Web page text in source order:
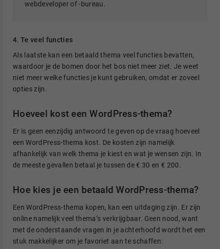
webdeveloper of -bureau.
4. Te veel functies
Als laatste kan een betaald thema veel functies bevatten,
waardoor je de bomen door het bos niet meer ziet. Je weet
niet meer welke functies je kunt gebruiken, omdat er zoveel
opties zijn.
Hoeveel kost een WordPress-thema?
Er is geen eenzijdig antwoord te geven op de vraag hoeveel
een WordPress-thema kost. De kosten zijn namelijk
afhankelijk van welk thema je kiest en wat je wensen zijn. In
de meeste gevallen betaal je tussen de € 30 en € 200.
Hoe kies je een betaald WordPress-thema?
Een WordPress-thema kopen, kan een uitdaging zijn. Er zijn
online namelijk veel thema’s verkrijgbaar. Geen nood, want
met de onderstaande vragen in je achterhoofd wordt het een
stuk makkelijker om je favoriet aan te schaffen: